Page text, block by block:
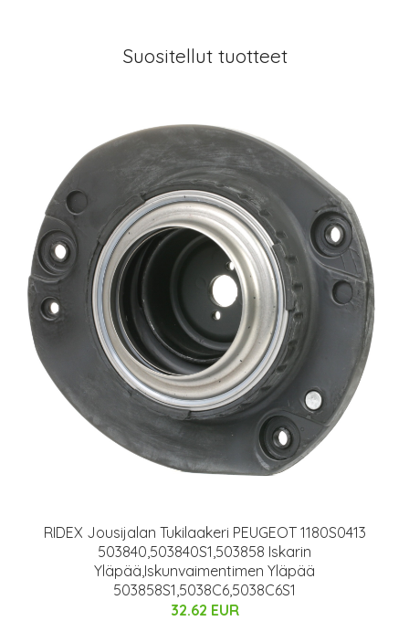
Suositellut tuotteet
RIDEX Jousijalan Tukilaakeri PEUGEOT 1180S0413
503840,503840S1,503858 Iskarin
Yläpää,Iskunvaimentimen Yläpää
503858S1,5038C6,5038C6S1
32.62 EUR